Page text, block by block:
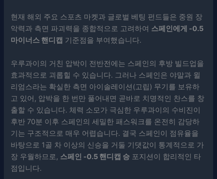
현재 해외 주요 스포츠 마켓과 글로벌 베팅 펀드들은 중원 장
악력과 측면 파괴력을 종합적으로 고려하여 스페인에게 -0.5
마이너스 핸디캡 기준점을 부여했습니다.
우루과이의 거친 압박이 전반전에는 스페인의 후방 빌드업을
효과적으로 괴롭힐 수 있습니다. 그러나 스페인은 야말과 윌
리엄스라는 확실한 측면 아이솔레이션(고립) 무기를 보유하
고 있어, 압박을 한 번만 풀어내면 곧바로 치명적인 찬스를 창
출할 수 있습니다. 체력 소모가 극심한 우루과이의 수비진이
후반 70분 이후 스페인의 세밀한 패스워크를 온전히 감당하
기는 구조적으로 매우 어렵습니다. 결국 스페인이 점유율을
바탕으로 1골 차 이상의 신승을 거둘 기댓값이 통계적으로 가
장 우월하므로, 스페인 -0.5 핸디캡 승 포지션이 합리적인 타
점입니다.